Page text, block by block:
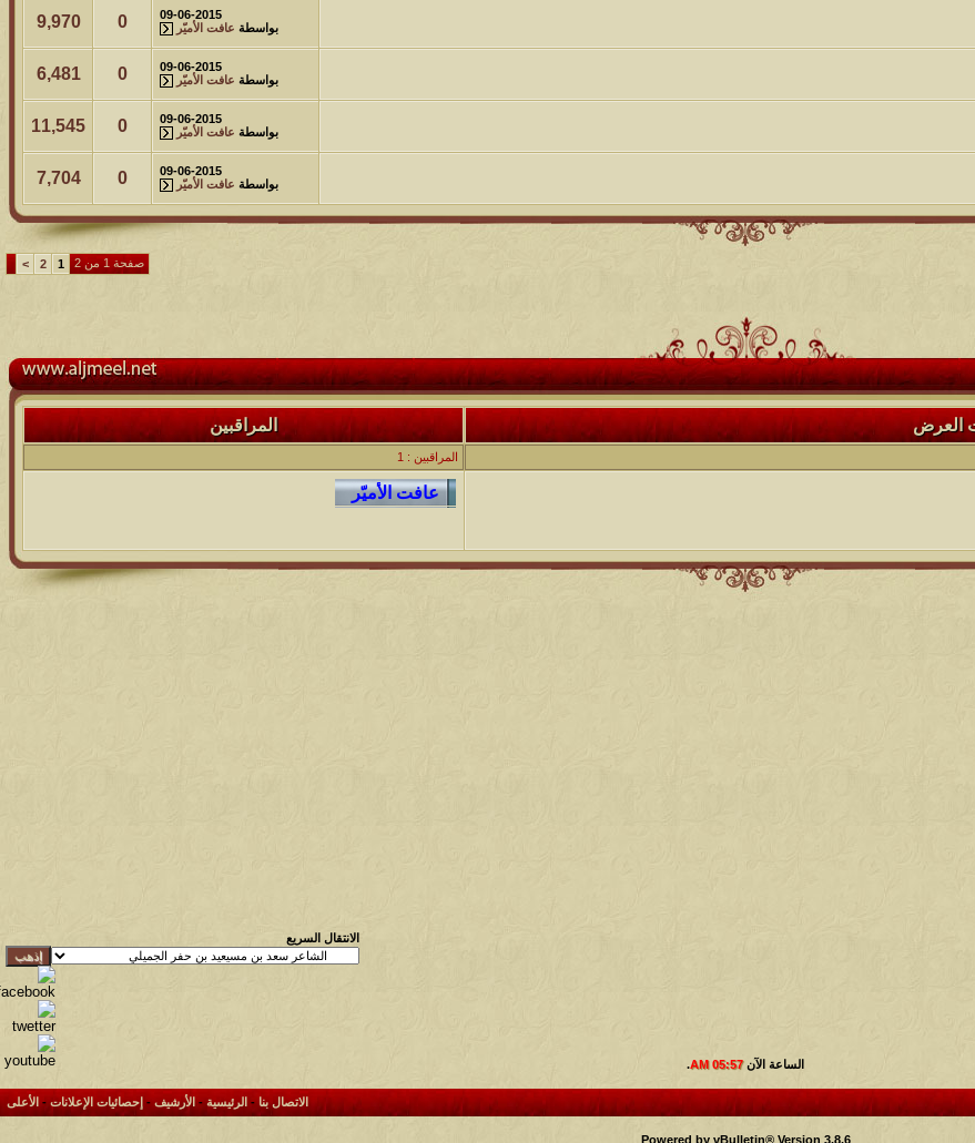
09-06-2015
بواسطة عافت الأميّر 0
9,970
09-06-2015
بواسطة عافت الأميّر 0
6,481
09-06-2015
بواسطة عافت الأميّر 0
11,545
09-06-2015
بواسطة عافت الأميّر 0
7,704
صفحة 1 من 2 1
2
>
العرض المراقبين
المراقبين : 1
الانتقال السريع
الساعة الآن05:57 AM
.
الاتصال بنا- الرئيسية-الأرشيف- إحصائيات الإعلانات- الأعلى
Powered by vBulletin® Version 3.8.6